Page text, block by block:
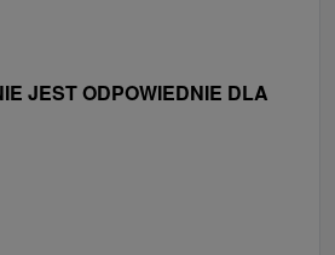
JEST ODPOWIEDNIE DLA